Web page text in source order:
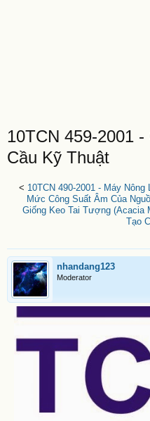
10TCN 459-2001
Cầu Kỹ Thuật
< 10TCN 490-2001 - Máy
Mức Công Suất Âm Của
Giống Keo Tai Tượng (Acacia
Tạo
nhandang123
Moderator